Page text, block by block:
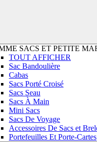
SACS ET PETITE
TOUT AFFICHER
Sac Bandoulière
Cabas
Sacs Porté Croisé
Sacs Seau
Sacs À Main
Mini Sacs
Sacs De Voyage
Accessoires De Sacs et
Portefeuilles Et Porte-Cartes